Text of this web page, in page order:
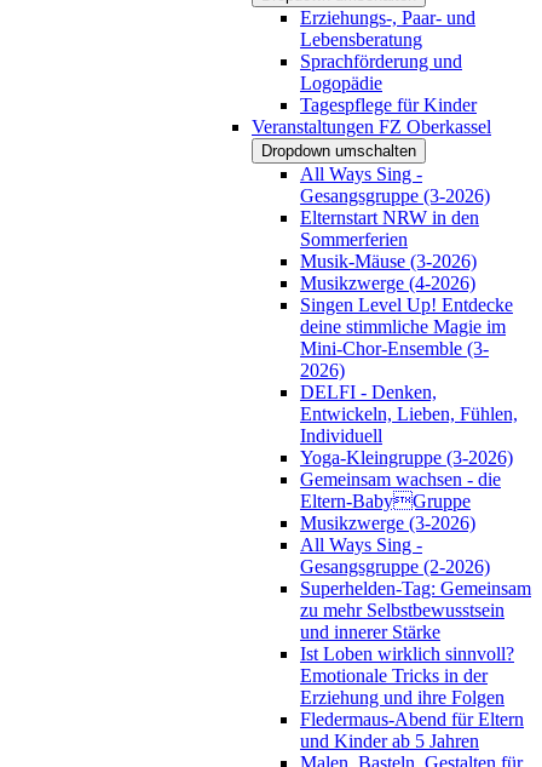
Erziehungs-, Paar- und
Lebensberatung
Sprachförderung und
Logopädie
Tagespflege für Kinder
Veranstaltungen FZ Oberkassel
Dropdown umschalten
All Ways Sing -
Gesangsgruppe (3-2026)
Elternstart NRW in den
Sommerferien
Musik-Mäuse (3-2026)
Musikzwerge (4-2026)
Singen Level Up! Entdecke
deine stimmliche Magie im
Mini-Chor-Ensemble (3-
2026)
DELFI - Denken,
Entwickeln, Lieben, Fühlen,
Individuell
Yoga-Kleingruppe (3-2026)
Gemeinsam wachsen - die
Eltern-BabyGruppe
Musikzwerge (3-2026)
All Ways Sing -
Gesangsgruppe (2-2026)
Superhelden-Tag: Gemeinsam
zu mehr Selbstbewusstsein
und innerer Stärke
Ist Loben wirklich sinnvoll?
Emotionale Tricks in der
Erziehung und ihre Folgen
Fledermaus-Abend für Eltern
und Kinder ab 5 Jahren
Malen, Basteln, Gestalten für